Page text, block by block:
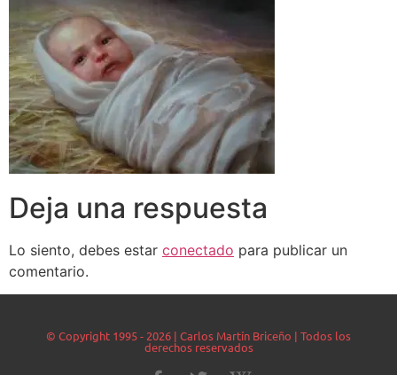
Deja una respuesta
Lo siento, debes estar conectado para publicar un
comentario.
© Copyright 1995 - 2026 | Carlos Martín Briceño | Todos los
derechos reservados